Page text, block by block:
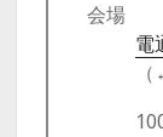
会場
電